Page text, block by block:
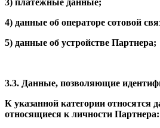
3) платежные данные;
4) данные об операторе сотовой
5) данные об устройстве Партнера;
3.3. Данные, позволяющие
К указанной категории относятся
относящиеся к личности Партнера: